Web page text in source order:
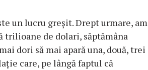
un lucru greşit. Drept urmare, am
trilioane de dolari, săptămâna
dori să mai apară una, două, trei
care, pe lângă faptul că